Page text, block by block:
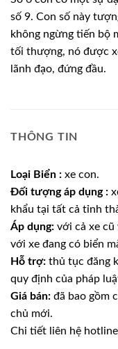
số 9. Con số này
không ngừng tiến bộ
tối thượng, nó được
lãnh đạo, đứng đầu.
THÔNG TIN
Loại Biển : xe con.
Đối tượng áp dụng :
khẩu tại tất cả tỉnh
Áp dụng: với cả xe cũ
với xe đang có biển
Hỗ trợ: thủ tục đăng
quy định của pháp
Giá bán: đã bao gồm
chủ mới.
Chi tiết liên hệ